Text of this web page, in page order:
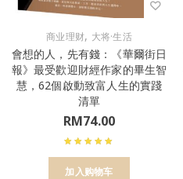
商业理财, 大将·生活
會想的人，先有錢：《華爾街日
報》最受歡迎財經作家的畢生智
慧，62個啟動致富人生的實踐
清單
RM74.00
加入购物车